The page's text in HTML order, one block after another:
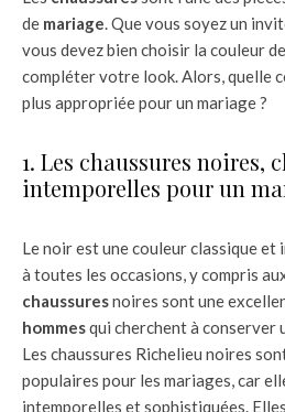
de mariage. Que vous soyez un
vous devez bien choisir la couleur
compléter votre look. Alors, quelle
plus appropriée pour un mariage ?
1. Les chaussures noires,
intemporelles pour un
Le noir est une couleur classique
à toutes les occasions, y compris
chaussuresnoires sont une
hommesqui cherchent à conserver
Les chaussures Richelieu noires
populaires pour les mariages, car
intemporelles et sophistiquées.